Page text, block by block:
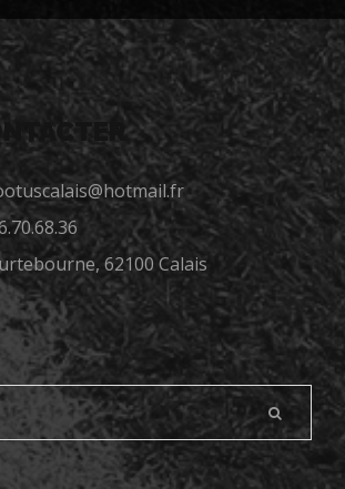
62100 Calais